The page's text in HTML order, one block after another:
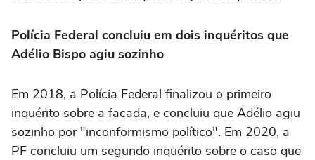
Polícia Federal concluiu em dois inquéritos que
Adélio Bispo agiu sozinho
Em 2018, a Polícia Federal finalizou o primeiro
inquérito sobre a facada, e concluiu que Adélio agiu
sozinho por "inconformismo político". Em 2020, a
PF concluiu um segundo inquérito sobre o caso que